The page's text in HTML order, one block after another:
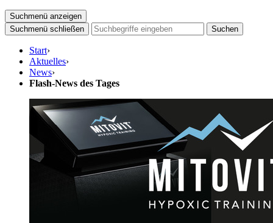
Suchmenü anzeigen
Suchmenü schließen
Suchen
Start›
Aktuelles›
News›
Flash-News des Tages